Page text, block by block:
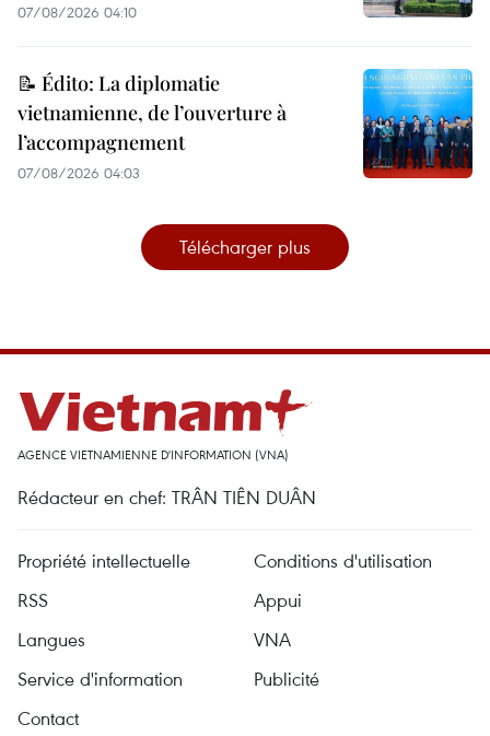
07/08/2026 04:10
📝 Édito: La diplomatie
vietnamienne, de l’ouverture à
l’accompagnement
07/08/2026 04:03
Télécharger plus
AGENCE VIETNAMIENNE D'INFORMATION (VNA)
Rédacteur en chef: TRÂN TIÊN DUÂN
Propriété intellectuelle
Conditions d'utilisation
RSS
Appui
Langues
VNA
Service d'information
Publicité
Contact